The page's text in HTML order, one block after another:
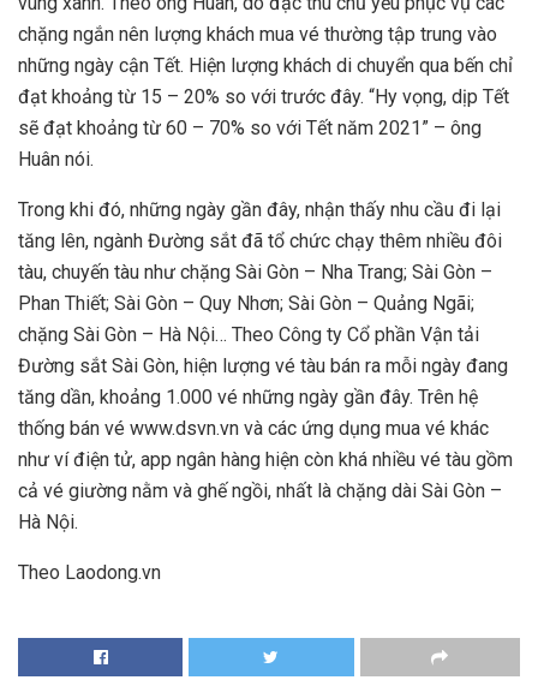
chặng ngắn nên lượng khách mua vé thường tập trung vào
những ngày cận Tết. Hiện lượng khách di chuyển qua bến chỉ
đạt khoảng từ 15 – 20% so với trước đây. “Hy vọng, dịp Tết
sẽ đạt khoảng từ 60 – 70% so với Tết năm 2021” – ông
Huân nói.
Trong khi đó, những ngày gần đây, nhận thấy nhu cầu đi lại
tăng lên, ngành Đường sắt đã tổ chức chạy thêm nhiều đôi
tàu, chuyến tàu như chặng Sài Gòn – Nha Trang; Sài Gòn –
Phan Thiết; Sài Gòn – Quy Nhơn; Sài Gòn – Quảng Ngãi;
chặng Sài Gòn – Hà Nội… Theo Công ty Cổ phần Vận tải
Đường sắt Sài Gòn, hiện lượng vé tàu bán ra mỗi ngày đang
tăng dần, khoảng 1.000 vé những ngày gần đây. Trên hệ
thống bán vé www.dsvn.vn và các ứng dụng mua vé khác
như ví điện tử, app ngân hàng hiện còn khá nhiều vé tàu gồm
cả vé giường nằm và ghế ngồi, nhất là chặng dài Sài Gòn –
Hà Nội.
Theo Laodong.vn